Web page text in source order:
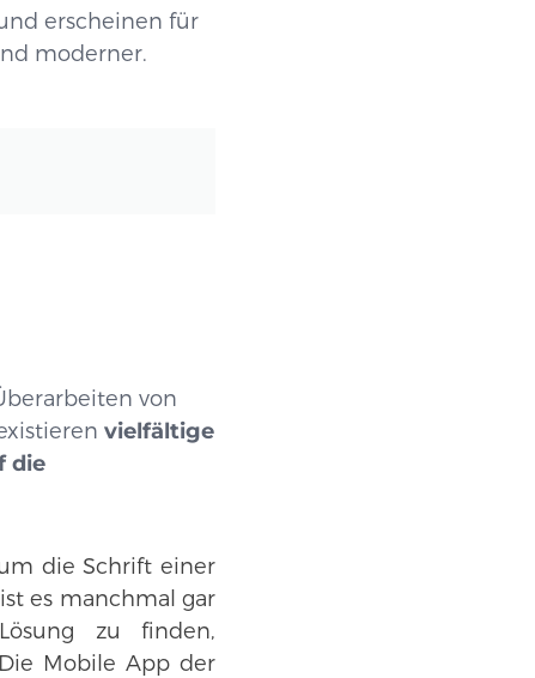
erscheinen für
moderner.
von
vielfältige
die
die Schrift einer
es manchmal gar
zu finden,
Mobile App der